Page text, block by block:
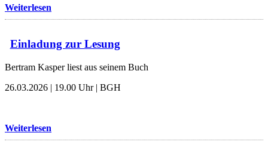
Weiterlesen
Einladung zur Lesung
Bertram Kasper liest aus seinem Buch
26.03.2026 | 19.00 Uhr | BGH
Weiterlesen